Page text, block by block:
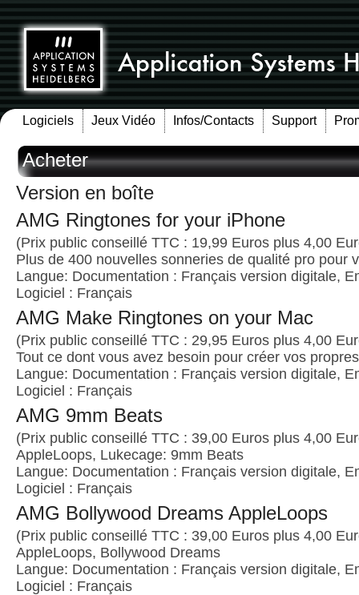
Logiciels Jeux Vidéo Infos/Contacts Support
Acheter
Version en boîte
AMG Ringtones for your iPhone
(Prix public conseillé TTC : 19,99 Euros plus 4,00
Plus de 400 nouvelles sonneries de qualité pro pour
Langue: Documentation : Français version digitale,
Logiciel : Français
AMG Make Ringtones on your Mac
(Prix public conseillé TTC : 29,95 Euros plus 4,00
Tout ce dont vous avez besoin pour créer vos
Langue: Documentation : Français version digitale,
Logiciel : Français
AMG 9mm Beats
(Prix public conseillé TTC : 39,00 Euros plus 4,00
AppleLoops, Lukecage: 9mm Beats
Langue: Documentation : Français version digitale,
Logiciel : Français
AMG Bollywood Dreams AppleLoops
(Prix public conseillé TTC : 39,00 Euros plus 4,00
AppleLoops, Bollywood Dreams
Langue: Documentation : Français version digitale,
Logiciel : Français